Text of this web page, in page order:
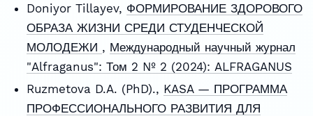
Doniyor Tillayev, ФОРМИРОВАНИЕ ЗДОРОВОГО
ОБРАЗА ЖИЗНИ СРЕДИ СТУДЕНЧЕСКОЙ
МОЛОДЕЖИ , Международный научный журнал
"Alfraganus": Том 2 № 2 (2024): ALFRAGANUS
Ruzmetova D.A. (PhD)., KASA — ПРОГРАММА
ПРОФЕССИОНАЛЬНОГО РАЗВИТИЯ ДЛЯ